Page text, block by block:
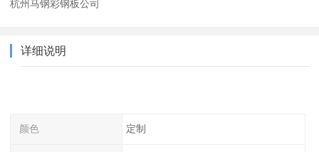
杭州马钢彩钢板公司
详细说明
颜色 定制